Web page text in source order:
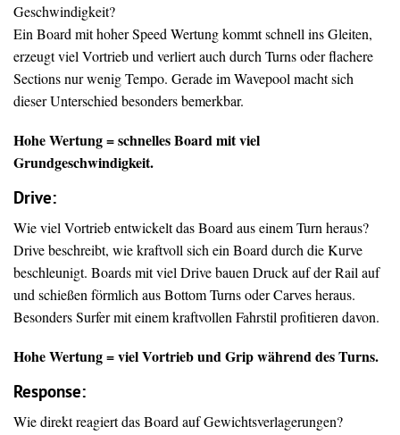
Geschwindigkeit?
Ein Board mit hoher Speed Wertung kommt schnell ins Gleiten,
erzeugt viel Vortrieb und verliert auch durch Turns oder flachere
Sections nur wenig Tempo. Gerade im Wavepool macht sich
dieser Unterschied besonders bemerkbar.
Hohe Wertung = schnelles Board mit viel
Grundgeschwindigkeit.
Drive:
Wie viel Vortrieb entwickelt das Board aus einem Turn heraus?
Drive beschreibt, wie kraftvoll sich ein Board durch die Kurve
beschleunigt. Boards mit viel Drive bauen Druck auf der Rail auf
und schießen förmlich aus Bottom Turns oder Carves heraus.
Besonders Surfer mit einem kraftvollen Fahrstil profitieren davon.
Hohe Wertung = viel Vortrieb und Grip während des Turns.
Response:
Wie direkt reagiert das Board auf Gewichtsverlagerungen?